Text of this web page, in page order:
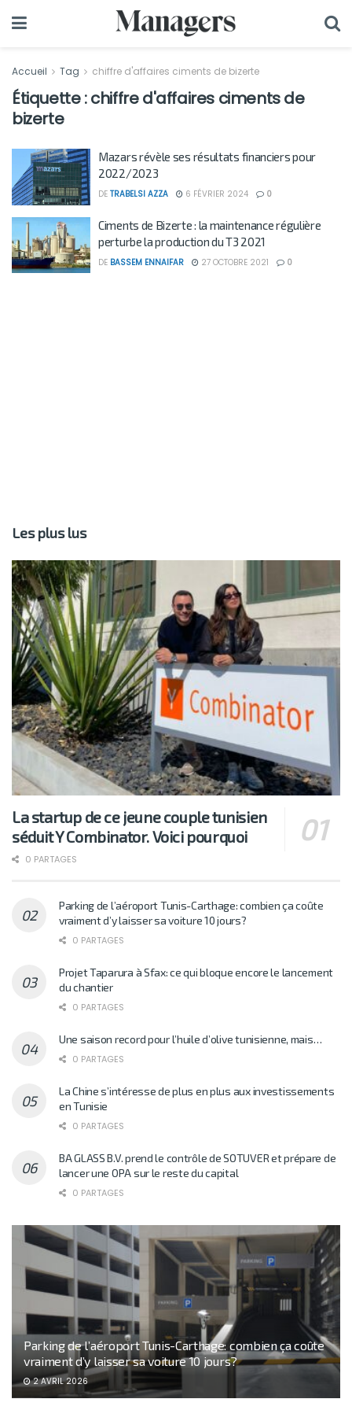
Accueil Tag chiffre d'affaires ciments de bizerte
Étiquette :chiffre d'affaires ciments de
bizerte
Mazars révèle ses résultats financiers pour
2022/2023
DE TRABELSI AZZA 6 FÉVRIER 2024 0
Ciments de Bizerte : la maintenance régulière
perturbe la production du T3 2021
DE BASSEM ENNAIFAR 27 OCTOBRE 2021 0
Les plus lus
La startup de ce jeune couple tunisien
séduit Y Combinator. Voici pourquoi
0 PARTAGES
Parking de l’aéroport Tunis-Carthage: combien ça coûte
vraiment d’y laisser sa voiture 10 jours?
0 PARTAGES
Projet Taparura à Sfax: ce qui bloque encore le lancement
du chantier
0 PARTAGES
Une saison record pour l’huile d’olive tunisienne, mais…
0 PARTAGES
La Chine s’intéresse de plus en plus aux investissements
en Tunisie
0 PARTAGES
BA GLASS B.V. prend le contrôle de SOTUVER et prépare de
lancer une OPA sur le reste du capital
0 PARTAGES
Parking de l’aéroport Tunis-Carthage: combien ça coûte
vraiment d’y laisser sa voiture 10 jours?
2 AVRIL 2026